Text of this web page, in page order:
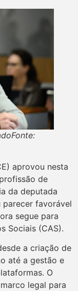
aprovou nesta
de
da deputada
parecer favorável
segue para
Sociais (CAS).
a criação de
até a gestão e
O
legal para